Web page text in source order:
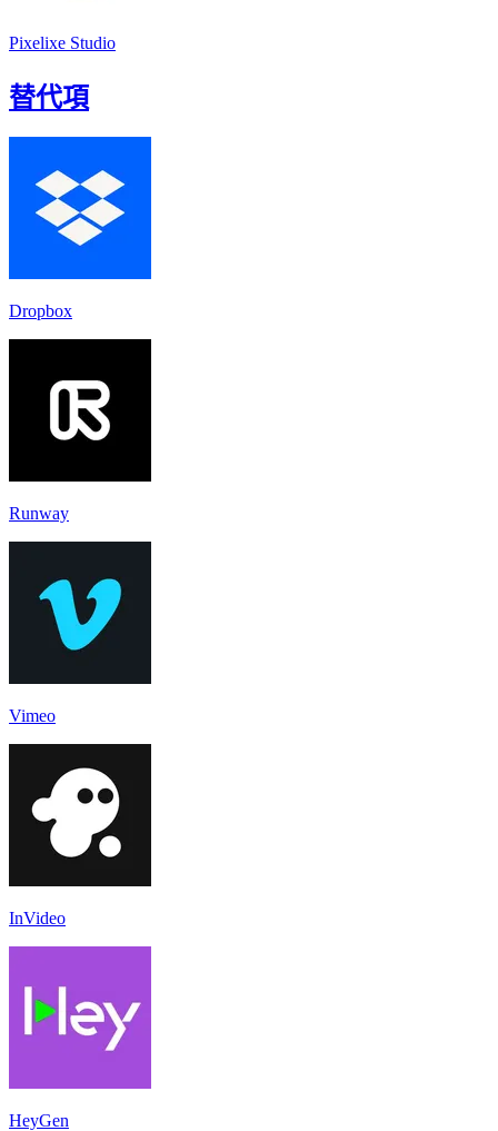
Pixelixe Studio
替代項
Dropbox
Runway
Vimeo
InVideo
HeyGen